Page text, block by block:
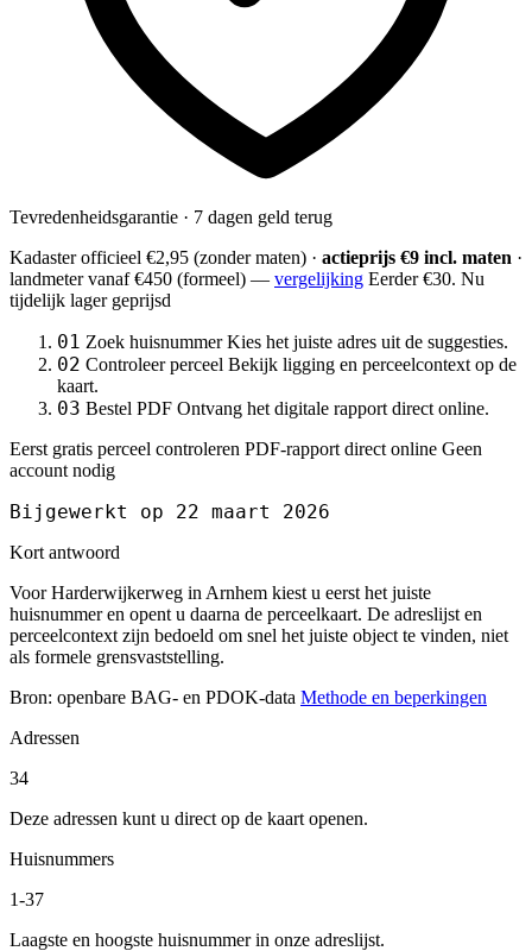
Tevredenheidsgarantie · 7 dagen geld terug
Kadaster officieel €2,95 (zonder maten) · actieprijs €9 incl. maten ·
landmetervanaf €450 (formeel) — vergelijking Eerder €30. Nu
tijdelijk lager geprijsd
01 Zoek huisnummer Kies het juiste adres uit de suggesties.
02 Controleer perceel Bekijk ligging en perceelcontext op de
kaart.
03 Bestel PDF Ontvang het digitale rapport direct online.
Eerst gratis perceel controleren PDF-rapport direct online Geen
account nodig
Bijgewerkt op 22 maart 2026
Kort antwoord
Voor Harderwijkerweg in Arnhem kiest u eerst het juiste
huisnummer en opent u daarna de perceelkaart. De adreslijst en
perceelcontext zijn bedoeld om snel het juiste object te vinden, niet
als formele grensvaststelling.
Bron: openbare BAG- en PDOK-data Methode en beperkingen
Adressen
34
Deze adressen kunt u direct op de kaart openen.
Huisnummers
1-37
Laagste en hoogste huisnummer in onze adreslijst.